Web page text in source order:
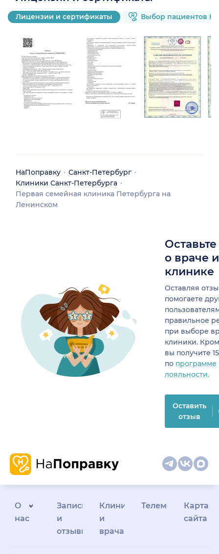
Лицензии и сертификаты Выбор пациентов
НаПоправку
Санкт-Петербург
Клиники Санкт-Петербурга
Первая семейная клиника Петербурга на
Ленинском
о враче
клинике
Оставляя
помогаете
правильное
при выборе
клиники.
вы получите
по программе
лояльности.
Оставить
отзыв
О
нас
Запись
и
отзывы
Клиникам
и
врачам
Телемедицина
Карта
сайта